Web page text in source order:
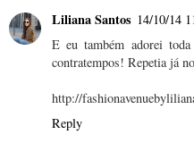
Liliana Santos 14/10/14
E eu também adorei
contratempos! Repetia já
http://
Reply